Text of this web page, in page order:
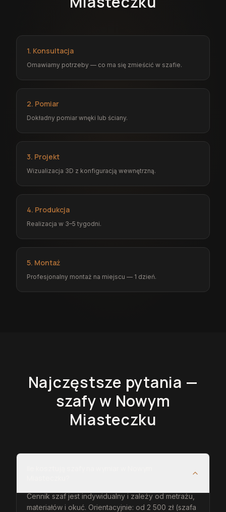
1. Konsultacja
Omawiamy potrzeby — co ma się zmieścić w szafie.
2. Pomiar
Dokładny pomiar wnęki lub ściany.
3. Projekt
Wizualizacja 3D z konfiguracją wewnętrzną.
4. Produkcja
Realizacja w 3–5 tygodni.
5. Montaż
Profesjonalny montaż na miejscu — 1 dzień.
Najczęstsze pytania —
szafyw Nowym
Miasteczku
Cennik szaf jest indywidualny i zależy od metrażu,
materiałów i okuć. Orientacyjnie: od 2 500 zł (szafa